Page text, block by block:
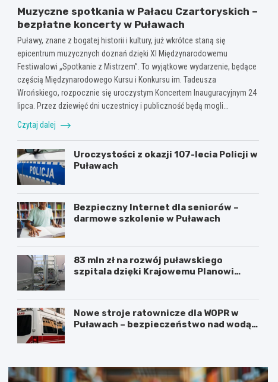
Muzyczne spotkania w Pałacu Czartoryskich –
bezpłatne koncerty w Puławach
Puławy, znane z bogatej historii i kultury, już wkrótce staną się
epicentrum muzycznych doznań dzięki XI Międzynarodowemu
Festiwalowi „Spotkanie z Mistrzem”. To wyjątkowe wydarzenie, będące
częścią Międzynarodowego Kursu i Konkursu im. Tadeusza
Wrońskiego, rozpocznie się uroczystym Koncertem Inauguracyjnym 24
lipca. Przez dziewięć dni uczestnicy i publiczność będą mogli…
Czytaj dalej
Uroczystości z okazji 107-lecia Policji w
Puławach
Bezpieczny Internet dla seniorów –
darmowe szkolenie w Puławach
83 mln zł na rozwój puławskiego
szpitala dzięki Krajowemu Planowi
Nowe stroje ratownicze dla WOPR w
Puławach – bezpieczeństwo nad wodą